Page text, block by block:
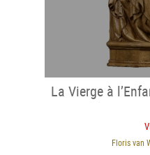
La Vierge à
Floris van